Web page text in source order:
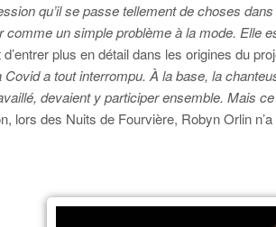
qu’il se passe tellement de choses
comme un simple problème à la mode. Elle
plus en détail dans les origines du
Covid a tout interrompu. À la base, la
devaient y participer ensemble. Mais
lors des Nuits de Fourvière, Robyn Orlin